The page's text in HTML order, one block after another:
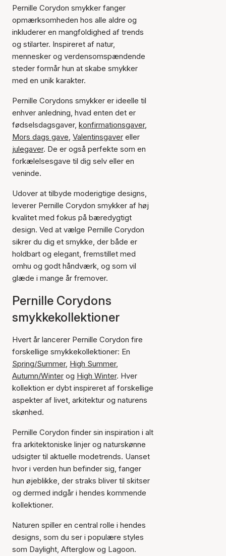
Pernille Corydon smykker fanger
opmærksomheden hos alle aldre og
inkluderer en mangfoldighed af trends
og stilarter. Inspireret af natur,
mennesker og verdensomspændende
steder formår hun at skabe smykker
med en unik karakter.
Pernille Corydons smykker er ideelle til
enhver anledning, hvad enten det er
fødselsdagsgaver, konfirmationsgaver,
Mors dags gave, Valentinsgaver eller
julegaver. De er også perfekte som en
forkælelsesgave til dig selv eller en
veninde.
Udover at tilbyde moderigtige designs,
leverer Pernille Corydon smykker af høj
kvalitet med fokus på bæredygtigt
design. Ved at vælge Pernille Corydon
sikrer du dig et smykke, der både er
holdbart og elegant, fremstillet med
omhu og godt håndværk, og som vil
glæde i mange år fremover.
Pernille Corydons
smykkekollektioner
Hvert år lancerer Pernille Corydon fire
forskellige smykkekollektioner: En
Spring/Summer, High Summer,
Autumn/Winter og High Winter. Hver
kollektion er dybt inspireret af forskellige
aspekter af livet, arkitektur og naturens
skønhed.
Pernille Corydon finder sin inspiration i alt
fra arkitektoniske linjer og naturskønne
udsigter til aktuelle modetrends. Uanset
hvor i verden hun befinder sig, fanger
hun øjeblikke, der straks bliver til skitser
og dermed indgår i hendes kommende
kollektioner.
Naturen spiller en central rolle i hendes
designs, som du ser i populære styles
som Daylight, Afterglow og Lagoon.